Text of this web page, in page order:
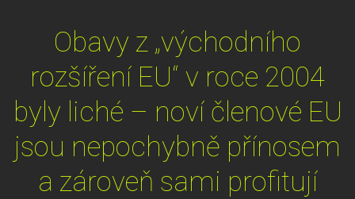
Obavy z „východního
rozšíření EU“ v roce 2004
byly liché – noví členové EU
jsou nepochybně přínosem
a zároveň sami profitují